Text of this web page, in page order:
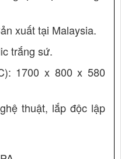
xuất tại Malaysia.
trắng sứ.
1700 x 800 x 580
thuật, lắp độc lập